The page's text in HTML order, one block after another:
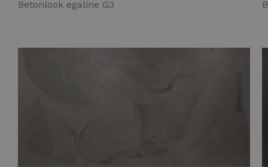
Betonlook egaline G3